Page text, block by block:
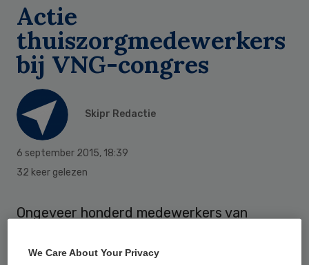
Actie
thuiszorgmedewerkers
bij VNG-congres
Skipr Redactie
6 september 2015, 18:39
32 keer gelezen
Ongeveer honderd medewerkers van
zaterdag 5 september onaangekondigd
We Care About Your Privacy